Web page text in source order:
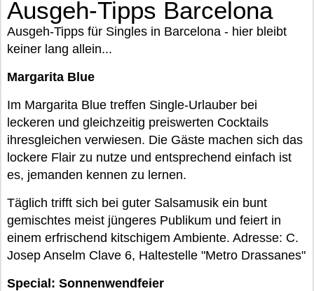
Ausgeh-Tipps Barcelona
Ausgeh-Tipps für Singles in Barcelona - hier bleibt
keiner lang allein...
Margarita Blue
Im Margarita Blue treffen Single-Urlauber bei
leckeren und gleichzeitig preiswerten Cocktails
ihresgleichen verwiesen. Die Gäste machen sich das
lockere Flair zu nutze und entsprechend einfach ist
es, jemanden kennen zu lernen.
Täglich trifft sich bei guter Salsamusik ein bunt
gemischtes meist jüngeres Publikum und feiert in
einem erfrischend kitschigem Ambiente. Adresse: C.
Josep Anselm Clave 6, Haltestelle "Metro Drassanes"
Special: Sonnenwendfeier